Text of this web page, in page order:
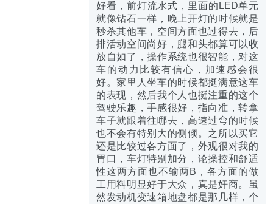
好看，前灯流水式，里面的LED单元
就像钻石一样，晚上开灯的时候就是
秒杀其他车，空间方面也过得去，后
排活动空间尚好，腿和头都算可以收
放自如了，操作系统也很智能，对这
车的动力比较有信心，加速感会很
好。家里人坐车的时候都挺满意这车
的表现，然后我个人也挺注重的这个
驾驶乐趣，手感很好，指向准，转拿
车子就跟着往哪去，高速过弯的时候
也不会有特别大的侧倾。之所以买它
还是比较过各方面了，外观很对我的
胃口，车灯特别加分，论操控和舒适
性这两方面也不输两B，各方面的做
工用料明显好于大众，真是奸商。虽
然发动机变速箱地盘都是那几样，个